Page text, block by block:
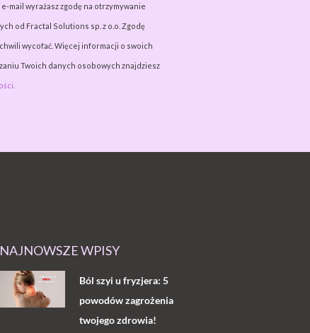
mail wyrażasz zgodę na otrzymywanie
od Fractal Solutions sp. z o.o. Zgodę
wycofać. Więcej informacji o swoich
Twoich danych osobowych znajdziesz
NAJNOWSZE WPISY
Ból szyi u fryzjera: 5
powodów zagrożenia
twojego zdrowia!